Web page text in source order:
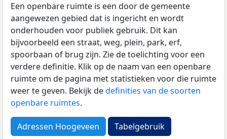
Een openbare ruimte is een door de gemeente
aangewezen gebied dat is ingericht en wordt
onderhouden voor publiek gebruik. Dit kan
bijvoorbeeld een straat, weg, plein, park, erf,
spoorbaan of brug zijn. Zie de toelichting voor een
verdere definitie. Klik op de naam van een openbare
ruimte om de pagina met statistieken voor die ruimte
weer te geven. Bekijk dedefinities van de soorten
openbare ruimtes.
Adressen Hoogeveen Tabelgebruik